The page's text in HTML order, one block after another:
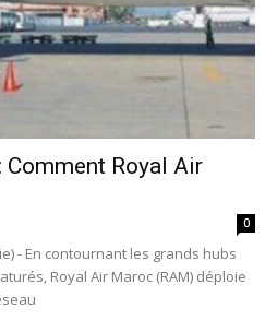
Comment Royal Air
0
- En contournant les grands hubs
Royal Air Maroc (RAM) déploie